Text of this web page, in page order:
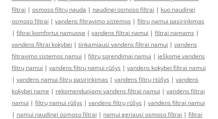
filtrai | osmoso filtrų nauda | naudingi osmoso filtrai | kuo naudingi
osmoso filtrai | vandens filtravimo sistemos | filtrų namui pasirinkimas
| filtrai komfortui namuose | vandens filtrai namui | filtrai namams |
vandens filtrai kokybei | tinkamiausi vandens filtrai namui | vandens
filtravimo sistemos namui | filtrų sprendimai namui | ieškome vandens
filtrų namui | vandens filtrų namui rūšys | vandens kokybei filtrai namui
| vandens namui filtrų pasirinkimas | vandens filtrų rtūšys | vandens
kokybei name | rekomenduojami vandens filtrai namui | vandens filtrai
namui | filtrų namui rūšys | vandens filtrų rūšys | vandens filtrai namui
| namui naudingi osmoso filtrai | namui geriausi osmoso filtrai | filtrai